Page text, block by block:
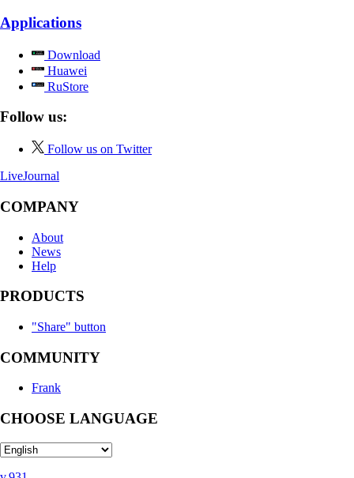
Applications
Download
Huawei
RuStore
Follow us:
Follow us on Twitter
LiveJournal
COMPANY
About
News
Help
PRODUCTS
"Share" button
COMMUNITY
Frank
CHOOSE LANGUAGE